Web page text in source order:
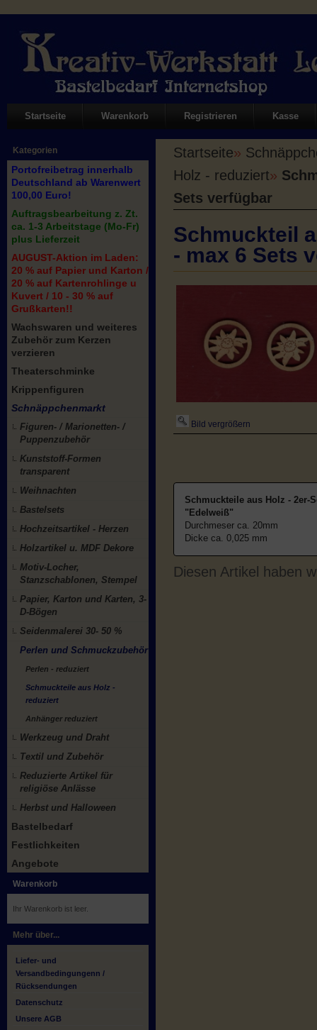
Startseite Warenkorb Registrieren Kasse
Kategorien
Portofreibetrag innerhalb
Deutschland ab Warenwert
100,00 Euro!
Auftragsbearbeitung z. Zt.
ca. 1-3 Arbeitstage (Mo-Fr)
plus Lieferzeit
AUGUST-Aktion im Laden:
20 % auf Papier und Karton /
20 % auf Kartenrohlinge u
Kuvert / 10 - 30 % auf
Grußkarten!!
Wachswaren und weiteres
Zubehör zum Kerzen
verzieren
Theaterschminke
Krippenfiguren
Schnäppchenmarkt
Figuren- / Marionetten- /
Puppenzubehör
Kunststoff-Formen
transparent
Weihnachten
Bastelsets
Hochzeitsartikel - Herzen
Holzartikel u. MDF Dekore
Motiv-Locher,
Stanzschablonen, Stempel
Papier, Karton und Karten, 3-
D-Bögen
Seidenmalerei 30- 50 %
Perlen und Schmuckzubehör
Perlen - reduziert
Schmuckteile aus Holz -
reduziert
Anhänger reduziert
Werkzeug und Draht
Textil und Zubehör
Reduzierte Artikel für
religiöse Anlässe
Herbst und Halloween
Bastelbedarf
Festlichkeiten
Angebote
Warenkorb
Ihr Warenkorb ist leer.
Mehr über...
Liefer- und
Versandbedingungenn /
Rücksendungen
Datenschutz
Unsere AGB
Startseite»
Holz - reduziert»
Sets verfügbar
Schmuckteil
- max 6 Sets
Bild vergrößern
Schmuckteile aus Holz - 2er-
"Edelweiß"
Durchmeser ca. 20mm
Dicke ca. 0,025 mm
Diesen Artikel haben